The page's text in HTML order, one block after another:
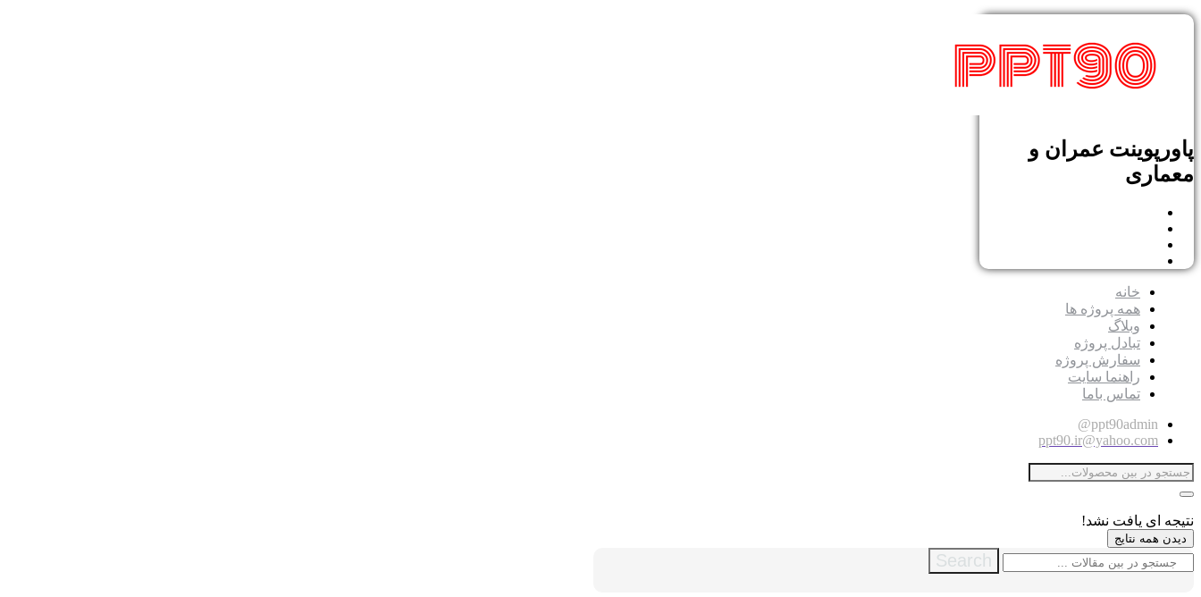
پاورپوینت عمران و
معماری
خانه
همه پروژه ها
وبلاگ
تبادل پروژه
سفارش پروژه
راهنما سایت
تماس باما
ppt90admin@
ppt90.ir@yahoo.com
نتیجه ای یافت نشد!
دیدن همه نتایج
Search